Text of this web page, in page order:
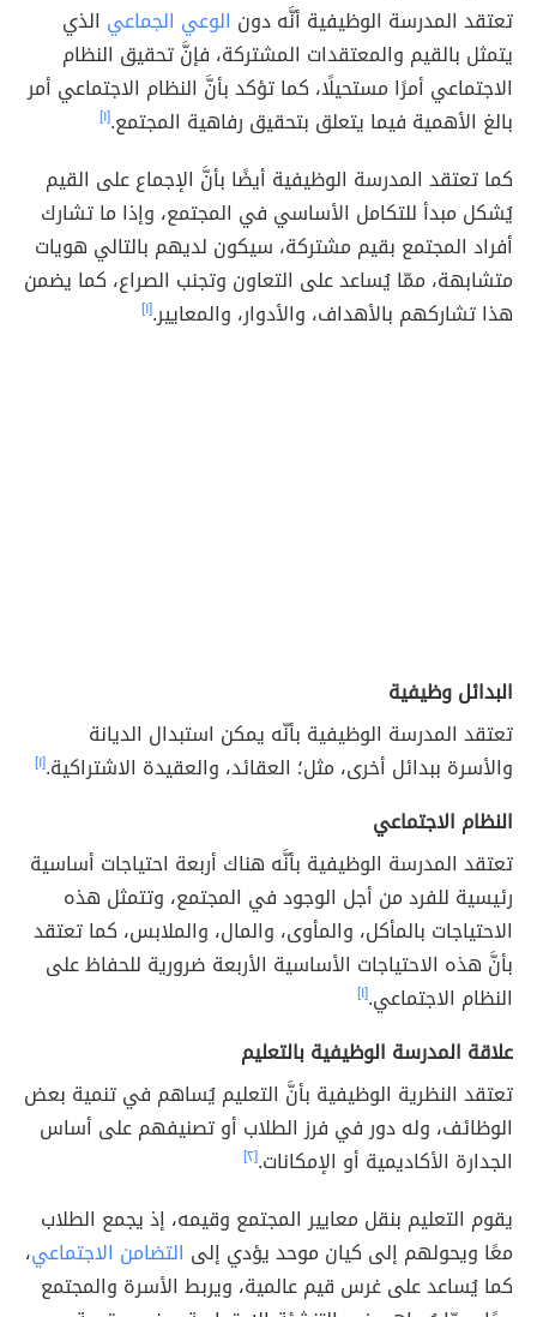
تعتقد المدرسة الوظيفية أنَّه دون الوعي الجماعي الذي
يتمثل بالقيم والمعتقدات المشتركة، فإنَّ تحقيق النظام
الاجتماعي أمرًا مستحيلًا، كما تؤكد بأنَّ النظام الاجتماعي أمر
بالغ الأهمية فيما يتعلق بتحقيق رفاهية المجتمع.[١]
كما تعتقد المدرسة الوظيفية أيضًا بأنَّ الإجماع على القيم
يُشكل مبدأ للتكامل الأساسي في المجتمع، وإذا ما تشارك
أفراد المجتمع بقيم مشتركة، سيكون لديهم بالتالي هويات
متشابهة، ممّا يُساعد على التعاون وتجنب الصراع، كما يضمن
هذا تشاركهم بالأهداف، والأدوار، والمعايير.[١]
البدائل وظيفية
تعتقد المدرسة الوظيفية بأنّه يمكن استبدال الديانة
والأسرة ببدائل أخرى، مثل؛ العقائد، والعقيدة الاشتراكية.[١]
النظام الاجتماعي
تعتقد المدرسة الوظيفية بأنَّه هناك أربعة احتياجات أساسية
رئيسية للفرد من أجل الوجود في المجتمع، وتتمثل هذه
الاحتياجات بالمأكل، والمأوى، والمال، والملابس، كما تعتقد
بأنَّ هذه الاحتياجات الأساسية الأربعة ضرورية للحفاظ على
النظام الاجتماعي.[١]
علاقة المدرسة الوظيفية بالتعليم
تعتقد النظرية الوظيفية بأنَّ التعليم يُساهم في تنمية بعض
الوظائف، وله دور في فرز الطلاب أو تصنيفهم على أساس
الجدارة الأكاديمية أو الإمكانات.[٢]
يقوم التعليم بنقل معايير المجتمع وقيمه، إذ يجمع الطلاب
معًا ويحولهم إلى كيان موحد يؤدي إلى التضامن الاجتماعي،
كما يُساعد على غرس قيم عالمية، ويربط الأسرة والمجتمع